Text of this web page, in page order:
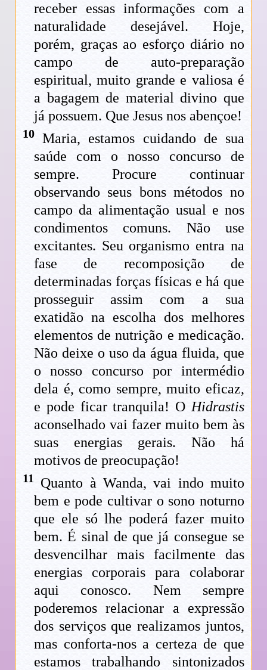
receber essas informações com a
naturalidade desejável. Hoje,
porém, graças ao esforço diário no
campo de auto-preparação
espiritual, muito grande e valiosa é
a bagagem de material divino que
já possuem. Que Jesus nos abençoe!
10 Maria, estamos cuidando de sua
saúde com o nosso concurso de
sempre. Procure continuar
observando seus bons métodos no
campo da alimentação usual e nos
condimentos comuns. Não use
excitantes. Seu organismo entra na
fase de recomposição de
determinadas forças físicas e há que
prosseguir assim com a sua
exatidão na escolha dos melhores
elementos de nutrição e medicação.
Não deixe o uso da água fluida, que
o nosso concurso por intermédio
dela é, como sempre, muito eficaz,
e pode ficar tranquila! OHidrastis
aconselhado vai fazer muito bem às
suas energias gerais. Não há
motivos de preocupação!
11 Quanto à Wanda, vai indo muito
bem e pode cultivar o sono noturno
que ele só lhe poderá fazer muito
bem. É sinal de que já consegue se
desvencilhar mais facilmente das
energias corporais para colaborar
aqui conosco. Nem sempre
poderemos relacionar a expressão
dos serviços que realizamos juntos,
mas conforta-nos a certeza de que
estamos trabalhando sintonizados